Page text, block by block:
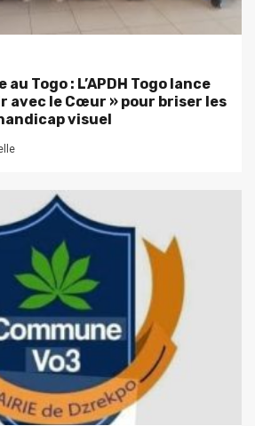
Togo : L’APDH Togo lance
avec le Cœur » pour briser les
visuel